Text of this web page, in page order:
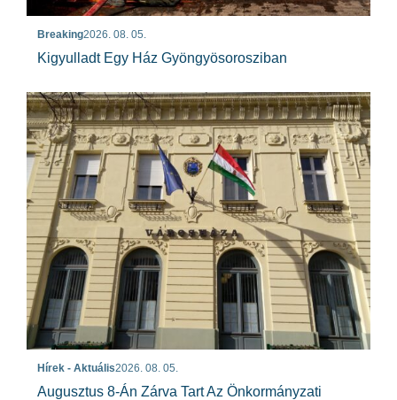
Breaking2026. 08. 05.
Kigyulladt Egy Ház Gyöngyösorosziban
Hírek - Aktuális2026. 08. 05.
Augusztus 8-Án Zárva Tart Az Önkormányzati